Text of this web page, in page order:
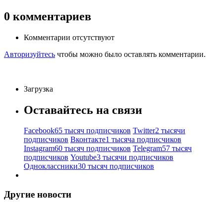
0 комментариев
Комментарии отсутствуют
Авторизуйтесь чтобы можно было оставлять комментарии.
Загрузка
Оставайтесь на связи
Facebook65 тысяч подписчиков Twitter2 тысячи
подписчиков Вконтакте1 тысяча подписчиков
Instagram60 тысяч подписчиков Telegram57 тысяч
подписчиков Youtube3 тысячи подписчиков
Одноклассники30 тысяч подписчиков
Другие новости